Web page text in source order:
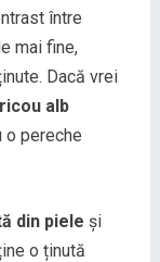
între
mai fine,
Dacă vrei
alb
pereche
din piele și
o ținută